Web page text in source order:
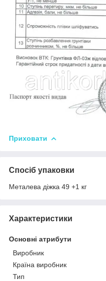
Приховати
Спосіб упаковки
Металева діжка 49 +1 кг
Характеристики
Основні атрибути
Виробник
Країна виробник
Тип